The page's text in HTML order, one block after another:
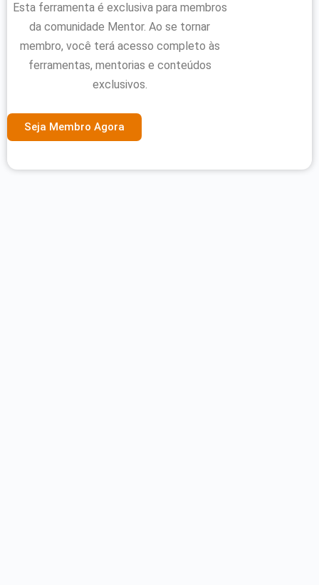
Esta ferramenta é exclusiva para membros
da comunidade Mentor. Ao se tornar
membro, você terá acesso completo às
ferramentas, mentorias e conteúdos
exclusivos.
Seja Membro Agora